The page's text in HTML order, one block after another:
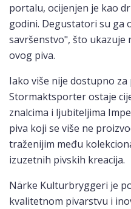
portalu, ocijenjen je kao
godini. Degustatori su ga
savršenstvo", što ukazuje
ovog piva.
Iako više nije dostupno
Stormaktsporter ostaje
znalcima i ljubiteljima
piva koji se više ne
traženijim među
izuzetnih pivskih kreacija.
Närke Kulturbryggeri je
kvalitetnom pivarstvu i